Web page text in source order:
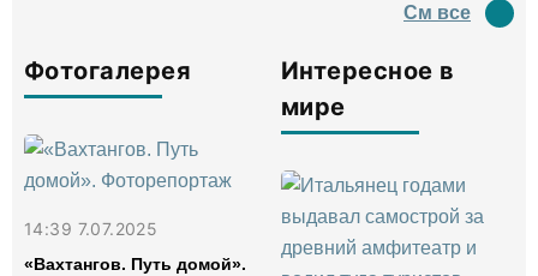
См все
Фотогалерея
14:39 7.07.2025
«Вахтангов. Путь домой».
Интересное в
мире